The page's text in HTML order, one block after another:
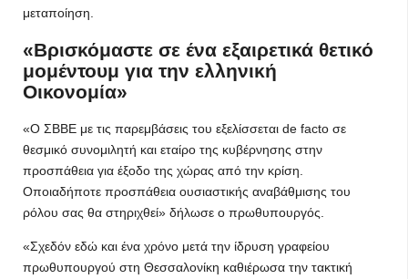
μεταποίηση.
«Βρισκόμαστε σε ένα εξαιρετικά θετικό
μομέντουμ για την ελληνική
Οικονομία»
«Ο ΣΒΒΕ με τις παρεμβάσεις του εξελίσσεται de facto σε
θεσμικό συνομιλητή και εταίρο της κυβέρνησης στην
προσπάθεια για έξοδο της χώρας από την κρίση.
Οποιαδήποτε προσπάθεια ουσιαστικής αναβάθμισης του
ρόλου σας θα στηριχθεί» δήλωσε ο πρωθυπουργός.
«Σχεδόν εδώ και ένα χρόνο μετά την ίδρυση γραφείου
πρωθυπουργού στη Θεσσαλονίκη καθιέρωσα την τακτική